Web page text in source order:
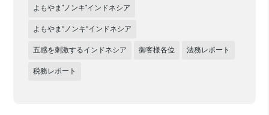
よもやま"ノンキ"インドネシア
よもやま”ノンキ”インドネシア
五感を刺激するインドネシア 御客様各位 法務レポート
税務レポート